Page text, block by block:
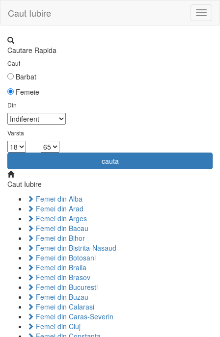
Caut Iubire
Cautare Rapida
Caut
Barbat
Femeie
Din
Varsta
cauta
Caut Iubire
Femei din Alba
Femei din Arad
Femei din Arges
Femei din Bacau
Femei din Bihor
Femei din Bistrita-Nasaud
Femei din Botosani
Femei din Braila
Femei din Brasov
Femei din Bucuresti
Femei din Buzau
Femei din Calarasi
Femei din Caras-Severin
Femei din Cluj